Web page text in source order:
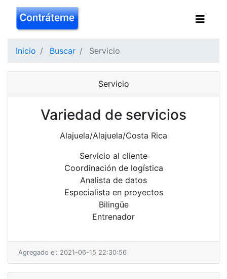
Inicio Buscar Servicio
Servicio
Variedad de servicios
Alajuela/Alajuela/Costa Rica
Servicio al cliente
Coordinación de logística
Analista de datos
Especialista en proyectos
Bilingüe
Entrenador
Agregado el: 2021-06-15 22:30:56